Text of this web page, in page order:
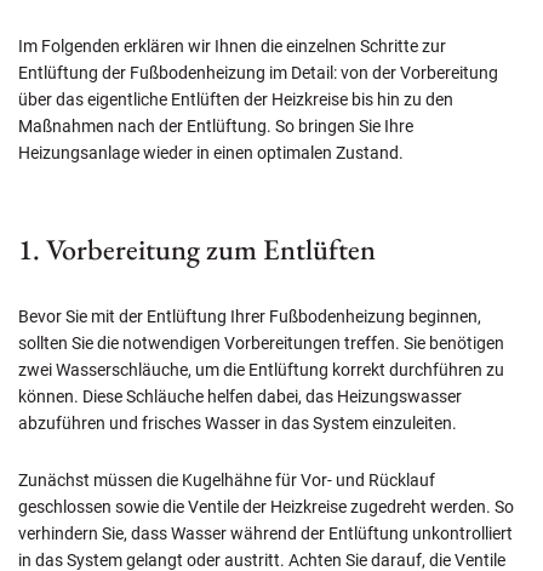
Im Folgenden erklären wir Ihnen die einzelnen Schritte zur
Entlüftung der Fußbodenheizung im Detail: von der Vorbereitung
über das eigentliche Entlüften der Heizkreise bis hin zu den
Maßnahmen nach der Entlüftung. So bringen Sie Ihre
Heizungsanlage wieder in einen optimalen Zustand.
1. Vorbereitung zum Entlüften
Bevor Sie mit der Entlüftung Ihrer Fußbodenheizung beginnen,
sollten Sie die notwendigen Vorbereitungen treffen. Sie benötigen
zwei Wasserschläuche, um die Entlüftung korrekt durchführen zu
können. Diese Schläuche helfen dabei, das Heizungswasser
abzuführen und frisches Wasser in das System einzuleiten.
Zunächst müssen die Kugelhähne für Vor- und Rücklauf
geschlossen sowie die Ventile der Heizkreise zugedreht werden. So
verhindern Sie, dass Wasser während der Entlüftung unkontrolliert
in das System gelangt oder austritt. Achten Sie darauf, die Ventile